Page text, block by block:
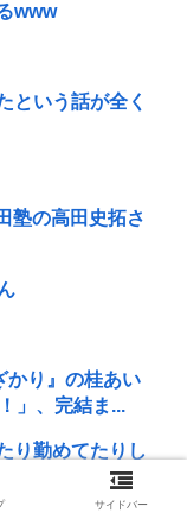
www
という話が全く
塾の高田史拓さ
かり』の桂あい
」、完結ま...
り勤めてたりし
サイドバー